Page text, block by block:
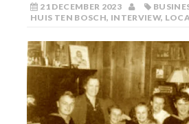
21 DECEMBER 2023
HUIS TEN BOSCH, INTERVIEW,